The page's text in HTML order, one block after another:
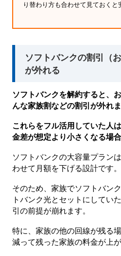
り替わり方も合わせて見ておくと
ソフトバンクの割引（
が外れる
ソフトバンクを解約すると、
んな家族割などの割引が外れま
これらをフル活用していた人
金差が想定より小さくなる場合
ソフトバンクの大容量プラン
わせて月額を下げる設計です。
そのため、家族でソフトバン
トバンク光とセットにしてい
引の前提が崩れます。
特に、家族の他の回線が残る
減って残った家族の料金が上